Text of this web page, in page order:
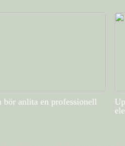
anlita en professionell